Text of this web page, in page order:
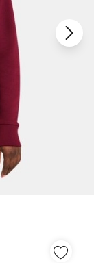
Ol
var mı? Giriş yap
takibi.
Ol